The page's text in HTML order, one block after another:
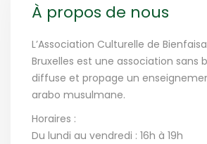
À propos de nous
L’Association Culturelle de
Bruxelles est une association sans
diffuse et propage un
arabo musulmane.
Horaires :
Du lundi au vendredi : 16h à 19h